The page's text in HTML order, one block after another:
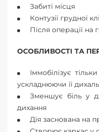
Забиті місця
Контузії грудної
Після операції на
ОСОБЛИВОСТІ ТА
Іммобілізує
ускладнюючи її
Зменшує біль у
дихання
Дія заснована на